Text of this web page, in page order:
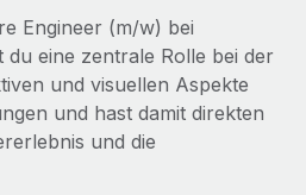
Gründung von
Mitarbeiter:innen
Contractor
Erfolgsgeschichte einer
mit Remote
über die unglaubliche
erfolgreichen...
Engineer (m/w) bei
du eine zentrale Rolle bei der
und visuellen Aspekte
und hast damit direkten
und die